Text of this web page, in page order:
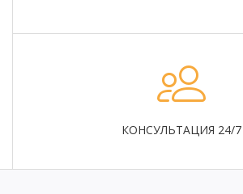
КОНСУЛЬТАЦИЯ 24/7